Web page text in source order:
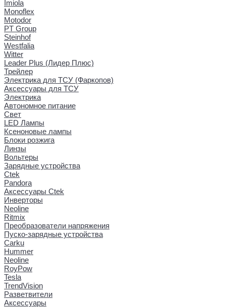
Imiola
Monoflex
Motodor
PT Group
Steinhof
Westfalia
Witter
Leader Plus (Лидер Плюс)
Трейлер
Электрика для ТСУ (Фаркопов)
Аксессуары для ТСУ
Электрика
Автономное питание
Свет
LED Лампы
Ксеноновые лампы
Блоки розжига
Линзы
Вольтеры
Зарядные устройства
Ctek
Pandora
Аксессуары Ctek
Инверторы
Neoline
Ritmix
Преобразователи напряжения
Пуско-зарядные устройства
Carku
Hummer
Neoline
RoyPow
Tesla
TrendVision
Разветвители
Аксессуары